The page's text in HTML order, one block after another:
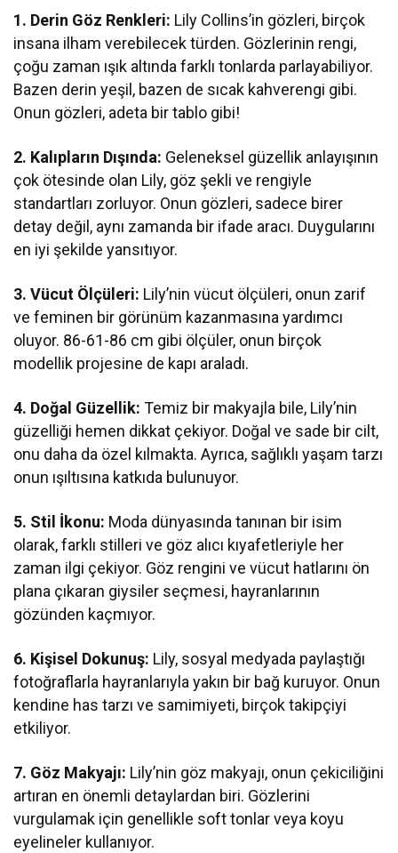
1. Derin Göz Renkleri: Lily Collins’in gözleri, birçok
insana ilham verebilecek türden. Gözlerinin rengi,
çoğu zaman ışık altında farklı tonlarda parlayabiliyor.
Bazen derin yeşil, bazen de sıcak kahverengi gibi.
Onun gözleri, adeta bir tablo gibi!
2. Kalıpların Dışında: Geleneksel güzellik anlayışının
çok ötesinde olan Lily, göz şekli ve rengiyle
standartları zorluyor. Onun gözleri, sadece birer
detay değil, aynı zamanda bir ifade aracı. Duygularını
en iyi şekilde yansıtıyor.
3. Vücut Ölçüleri: Lily’nin vücut ölçüleri, onun zarif
ve feminen bir görünüm kazanmasına yardımcı
oluyor. 86-61-86 cm gibi ölçüler, onun birçok
modellik projesine de kapı araladı.
4. Doğal Güzellik: Temiz bir makyajla bile, Lily’nin
güzelliği hemen dikkat çekiyor. Doğal ve sade bir cilt,
onu daha da özel kılmakta. Ayrıca, sağlıklı yaşam tarzı
onun ışıltısına katkıda bulunuyor.
5. Stil İkonu: Moda dünyasında tanınan bir isim
olarak, farklı stilleri ve göz alıcı kıyafetleriyle her
zaman ilgi çekiyor. Göz rengini ve vücut hatlarını ön
plana çıkaran giysiler seçmesi, hayranlarının
gözünden kaçmıyor.
6. Kişisel Dokunuş: Lily, sosyal medyada paylaştığı
fotoğraflarla hayranlarıyla yakın bir bağ kuruyor. Onun
kendine has tarzı ve samimiyeti, birçok takipçiyi
etkiliyor.
7. Göz Makyajı: Lily’nin göz makyajı, onun çekiciliğini
artıran en önemli detaylardan biri. Gözlerini
vurgulamak için genellikle soft tonlar veya koyu
eyelineler kullanıyor.